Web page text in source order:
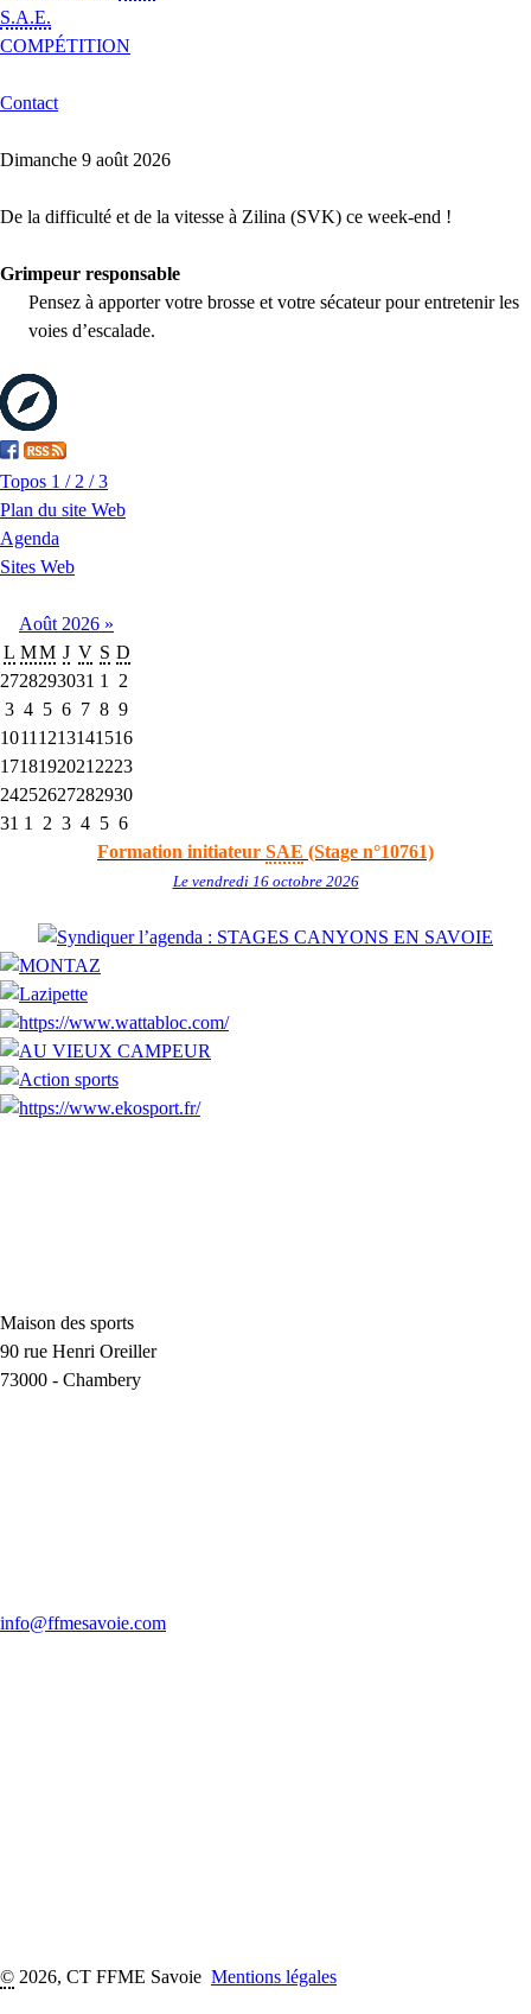
S.A.E.
COMPÉTITION
Contact
Dimanche 9 août 2026
De la difficulté et de la vitesse à Zilina (SVK) ce week-end !
Grimpeur responsable
Pensez à apporter votre brosse et votre sécateur pour entretenir les
voies d’escalade.
Topos 1 / 2 / 3
Plan du site Web
Agenda
Sites Web
Août 2026 »
L MM J V S D
2728293031 1
2
3 4 5 6 7 8 9
1011 1213141516
1718192021 2223
24252627282930
31 1 2 3 4 5 6
Formation initiateur SAE (Stage n°10761)
Le vendredi 16 octobre 2026
Maison des sports
90 rue Henri Oreiller
73000 - Chambery
info@ffmesavoie.com
© 2026, CT FFME Savoie Mentions légales